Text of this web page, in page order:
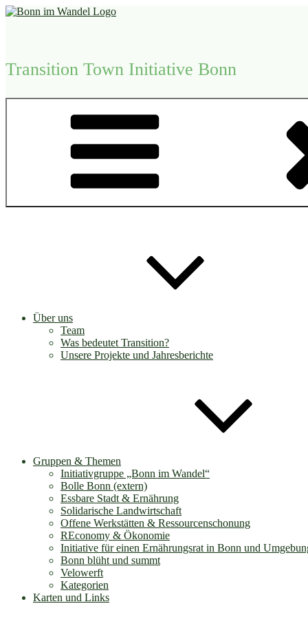
Zum
Transition Town Initiative Bonn
Über uns
Team
Was bedeutet Transition?
Unsere Projekte und Jahresberichte
Gruppen & Themen
Initiativgruppe „Bonn im Wandel“
Bolle Bonn (extern)
Essbare Stadt & Ernährung
Solidarische Landwirtschaft
Offene Werkstätten & Ressourcenschonung
REconomy & Ökonomie
Initiative für einen Ernährungsrat in Bonn und
Bonn blüht und summt
Velowerft
Kategorien
Karten und Links